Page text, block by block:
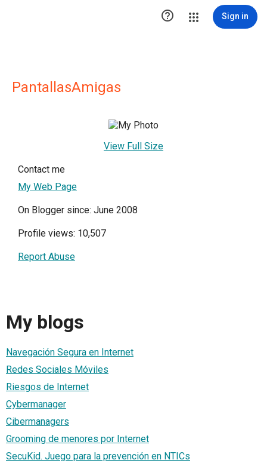
 Sign in
PantallasAmigas
View Full Size
Contact me
My Web Page
On Blogger since: June 2008
Profile views: 10,507
Report Abuse
My blogs
Navegación Segura en Internet
Redes Sociales Móviles
Riesgos de Internet
Cybermanager
Cibermanagers
Grooming de menores por Internet
SecuKid. Juego para la prevención en NTICs